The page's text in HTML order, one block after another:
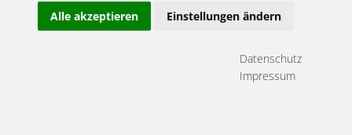
Alle akzeptieren Einstellungen ändern
Datenschutz
Impressum
Montage. So setzt KAISER mit UP
neue Standards
für eine sichere, schnelle und zukunftsfähige